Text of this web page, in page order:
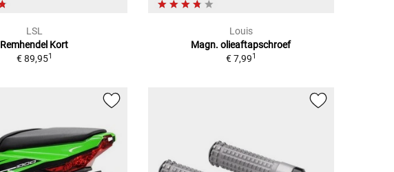
LSL
Remhendel Kort
€ 89,951
Louis
Magn. olieaftapschroef
€ 7,991